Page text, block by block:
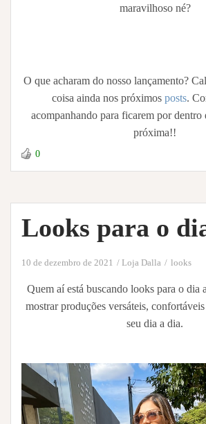
maravilhoso né?
O que acharam do nosso lançamento?
coisa ainda nos próximos posts.
acompanhando para ficarem por dentro
próxima!!
0
Looks para o
10 de dezembro de 2021 Loja Dalla looks
Quem aí está buscando looks para o dia
mostrar produções versáteis,
seu dia a dia.